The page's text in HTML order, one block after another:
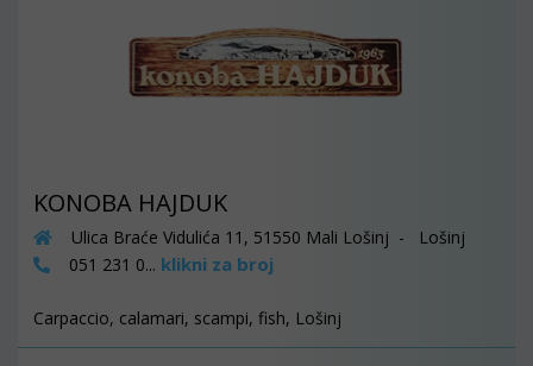
KONOBA HAJDUK
Ulica Braće Vidulića 11, 51550 Mali Lošinj - Lošinj
051 231 0... klikni za broj
Carpaccio, calamari, scampi, fish, Lošinj